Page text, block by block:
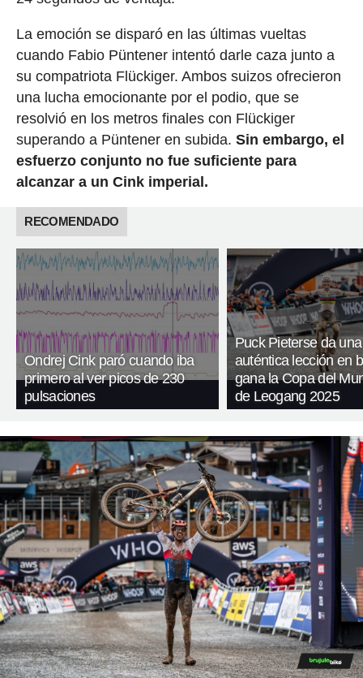
La emoción se disparó en las últimas vueltas
cuando Fabio Püntener intentó darle caza junto a
su compatriota Flückiger. Ambos suizos ofrecieron
una lucha emocionante por el podio, que se
resolvió en los metros finales con Flückiger
superando a Püntener en subida. Sin embargo, el
esfuerzo conjunto no fue suficiente para
alcanzar a un Cink imperial.
RECOMENDADO
Ondrej Cink paró cuando iba
primero al ver picos de 230
pulsaciones
Puck Pieterse da una
auténtica lección en
gana la Copa del
de Leogang 2025